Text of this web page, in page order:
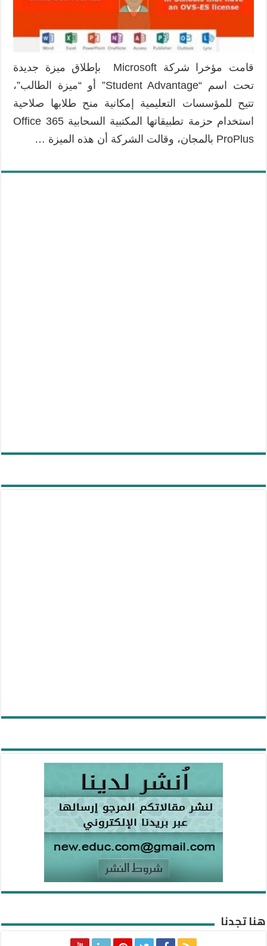
ميزة
Student
مغلقة
قامت مؤخرا شركة Microsoft بإطلاق ميزة جديدة
تحت اسم “Student Advantage” أو “ميزة الطالب”،
تتيح للمؤسسات التعليمية إمكانية منح طلابها صلاحية
استخدام حزمة تطبيقاتها المكتبية السحابية Office 365
ProPlus بالمجان، وقالت الشركة أن هذه الميزة …
هنا تجدنا